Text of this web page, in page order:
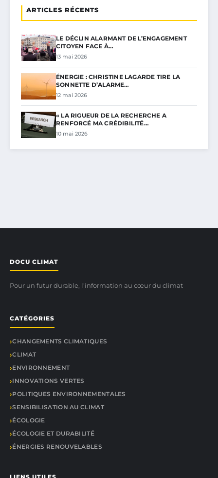
ARTICLES RÉCENTS
LE DÉCLIN ALARMANT DE L’ENGAGEMENT
CITOYEN FACE À…
13 mai 2026
ÉNERGIE : CHRISTINE LAGARDE TIRE LA
SONNETTE D’ALARME…
12 mai 2026
« LA RIGUEUR DE LA RECHERCHE A
RENFORCÉ MA CRÉDIBILITÉ…
10 mai 2026
DOCU CLIMAT
Pour un futur durable, l'information au cœur du climat
CATÉGORIES
CHANGEMENTS CLIMATIQUES
CLIMAT
ENVIRONNEMENT
INNOVATIONS VERTES
POLITIQUES ENVIRONNEMENTALES
SENSIBILISATION AU CLIMAT
ÉCOLOGIE
ÉCOLOGIE ET DURABILITÉ
ÉNERGIES RENOUVELABLES